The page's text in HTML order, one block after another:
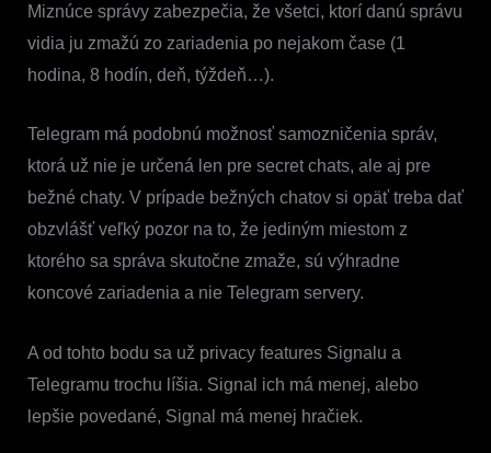
Miznúce správy zabezpečia, že všetci, ktorí danú správu
vidia ju zmažú zo zariadenia po nejakom čase (1
hodina, 8 hodín, deň, týždeň…).
Telegram má podobnú možnosť samozničenia správ,
ktorá už nie je určená len pre secret chats, ale aj pre
bežné chaty. V prípade bežných chatov si opäť treba dať
obzvlášť veľký pozor na to, že jediným miestom z
ktorého sa správa skutočne zmaže, sú výhradne
koncové zariadenia a nie Telegram servery.
A od tohto bodu sa už privacy features Signalu a
Telegramu trochu líšia. Signal ich má menej, alebo
lepšie povedané, Signal má menej hračiek.